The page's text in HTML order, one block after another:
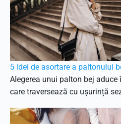
5 idei de asortare a paltonului
Alegerea unui palton bej aduce
care traversează cu ușurință